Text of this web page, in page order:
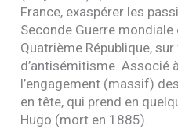
France, exaspérer les
Seconde Guerre mondiale
Quatrième République,
d’antisémitisme. Associé
l’engagement (massif)
en tête, qui prend en
Hugo (mort en 1885).